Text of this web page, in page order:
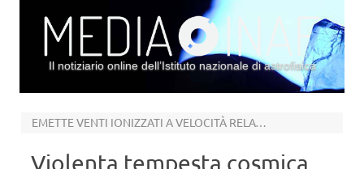
Il notiziario online dell’Istituto nazionale di astrofisica
EMETTE VENTI IONIZZATI A VELOCITÀ RELATIVISTICHE
Violenta tempesta cosmica